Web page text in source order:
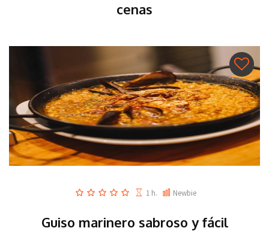
cenas
1 h. Newbie
Guiso marinero sabroso y fácil